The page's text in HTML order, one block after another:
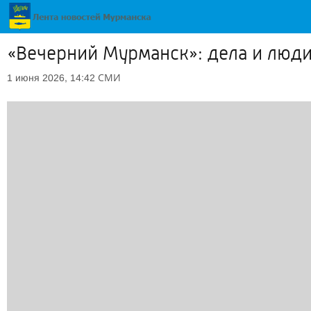
«Вечерний Мурманск»: дела и
1 июня 2026, 14:42 СМИ